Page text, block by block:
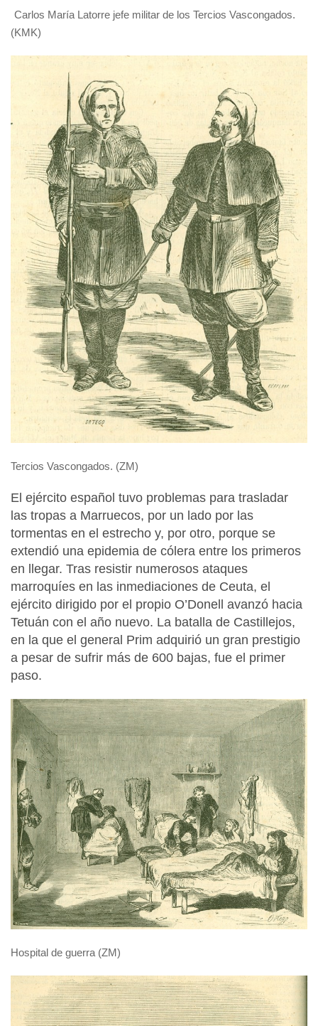
Carlos María Latorre jefe militar de los Tercios Vascongados.
(KMK)
Tercios Vascongados. (ZM)
El ejército español tuvo problemas para trasladar
las tropas a Marruecos, por un lado por las
tormentas en el estrecho y, por otro, porque se
extendió una epidemia de cólera entre los primeros
en llegar. Tras resistir numerosos ataques
marroquíes en las inmediaciones de Ceuta, el
ejército dirigido por el propio O’Donell avanzó hacia
Tetuán con el año nuevo. La batalla de Castillejos,
en la que el general Prim adquirió un gran prestigio
a pesar de sufrir más de 600 bajas, fue el primer
paso.
Hospital de guerra (ZM)